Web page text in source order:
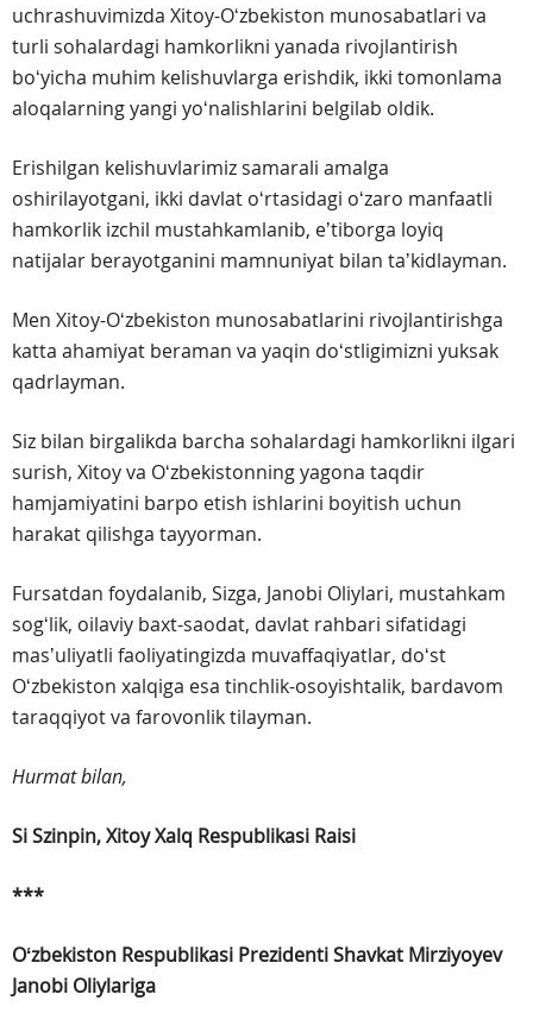
uchrashuvimizda Xitoy-Oʻzbekiston munosabatlari va
turli sohalardagi hamkorlikni yanada rivojlantirish
boʻyicha muhim kelishuvlarga erishdik, ikki tomonlama
aloqalarning yangi yoʻnalishlarini belgilab oldik.
Erishilgan kelishuvlarimiz samarali amalga
oshirilayotgani, ikki davlat oʻrtasidagi oʻzaro manfaatli
hamkorlik izchil mustahkamlanib, eʼtiborga loyiq
natijalar berayotganini mamnuniyat bilan taʼkidlayman.
Men Xitoy-Oʻzbekiston munosabatlarini rivojlantirishga
katta ahamiyat beraman va yaqin doʻstligimizni yuksak
qadrlayman.
Siz bilan birgalikda barcha sohalardagi hamkorlikni ilgari
surish, Xitoy va Oʻzbekistonning yagona taqdir
hamjamiyatini barpo etish ishlarini boyitish uchun
harakat qilishga tayyorman.
Fursatdan foydalanib, Sizga, Janobi Oliylari, mustahkam
sogʻlik, oilaviy baxt-saodat, davlat rahbari sifatidagi
masʼuliyatli faoliyatingizda muvaffaqiyatlar, doʻst
Oʻzbekiston xalqiga esa tinchlik-osoyishtalik, bardavom
taraqqiyot va farovonlik tilayman.
Hurmat bilan,
Si Szinpin,Xitoy Xalq Respublikasi Raisi
***
Oʻzbekiston Respublikasi PrezidentiShavkat Mirziyoyev
Janobi Oliylariga